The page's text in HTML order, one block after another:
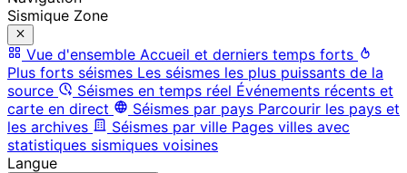
Sismique Zone
Vue d'ensemble Accueil et derniers temps forts
Plus forts séismes Les séismes les plus puissants de la
source
Séismes en temps réel Événements récents et
carte en direct
Séismes par pays Parcourir les pays et
les archives
Séismes par ville Pages villes avec
statistiques sismiques voisines
Langue